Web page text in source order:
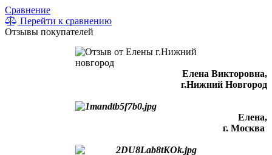
Сравнение
Перейти к сравнению
Отзывы покупателей
Елена Викторовна,
г.Нижний Новгород
Елена,
г. Москва